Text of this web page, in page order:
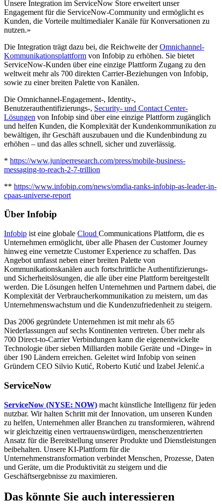
Unsere Integration im ServiceNow Store erweitert unser
Engagement für die ServiceNow-Community und ermöglicht es
Kunden, die Vorteile multimedialer Kanäle für Konversationen zu
nutzen.»
Die Integration trägt dazu bei, die Reichweite derOmnichannel-
Kommunikationsplattform von Infobip zu erhöhen. Sie bietet
ServiceNow-Kunden über eine einzige Plattform Zugang zu den
weltweit mehr als 700 direkten Carrier-Beziehungen von Infobip,
sowie zu einer breiten Palette von Kanälen.
Die Omnichannel-Engagement-, Identity-,
Benutzerauthentifizierungs-, Security- und Contact Center-
Lösungen von Infobip sind über eine einzige Plattform zugänglich
und helfen Kunden, die Komplexität der Kundenkommunikation zu
bewältigen, ihr Geschäft auszubauen und die Kundenbindung zu
erhöhen – und das alles schnell, sicher und zuverlässig.
* https://www.juniperresearch.com/press/mobile-business-
messaging-to-reach-2-7-trillion
** https://www.infobip.com/news/omdia-ranks-infobip-as-leader-in-
cpaas-universe-report
Über Infobip
Infobip ist eine globale Cloud Communications Plattform, die es
Unternehmen ermöglicht, über alle Phasen der Customer Journey
hinweg eine vernetzte Customer Experience zu schaffen. Das
Angebot umfasst neben einer breiten Palette von
Kommunikationskanälen auch fortschrittliche Authentifizierungs-
und Sicherheitslösungen, die alle über eine Plattform bereitgestellt
werden. Die Lösungen helfen Unternehmen und Partnern dabei, die
Komplexität der Verbraucherkommunikation zu meistern, um das
Unternehmenswachstum und die Kundenzufriedenheit zu steigern.
Das 2006 gegründete Unternehmen ist mit mehr als 65
Niederlassungen auf sechs Kontinenten vertreten. Über mehr als
700 Direct-to-Carrier Verbindungen kann die eigenentwickelte
Technologie über sieben Milliarden mobile Geräte und «Dinge» in
über 190 Ländern erreichen. Geleitet wird Infobip von seinen
Gründern CEO Silvio Kutić, Roberto Kutić und Izabel Jelenić.a
ServiceNow
ServiceNow (NYSE: NOW) macht künstliche Intelligenz für jeden
nutzbar. Wir halten Schritt mit der Innovation, um unseren Kunden
zu helfen, Unternehmen aller Branchen zu transformieren, während
wir gleichzeitig einen vertrauenswürdigen, menschenzentrierten
Ansatz für die Bereitstellung unserer Produkte und Dienstleistungen
beibehalten. Unsere KI-Plattform für die
Unternehmenstransformation verbindet Menschen, Prozesse, Daten
und Geräte, um die Produktivität zu steigern und die
Geschäftsergebnisse zu maximieren.
Das könnte Sie auch interessieren